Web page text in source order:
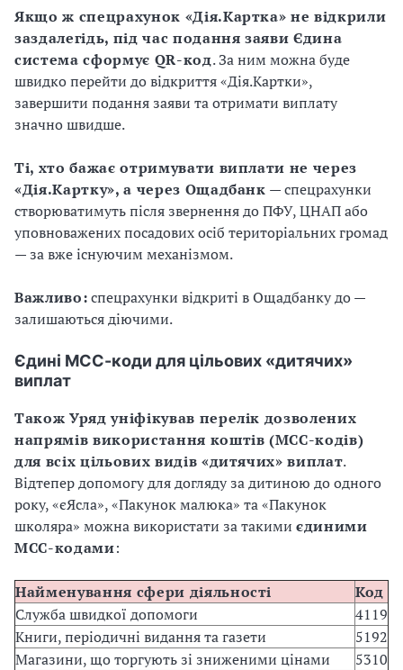
Якщо ж спецрахунок «Дія.Картка» не відкрили
заздалегідь, під час подання заяви Єдина
система сформує QR-код. За ним можна буде
швидко перейти до відкриття «Дія.Картки»,
завершити подання заяви та отримати виплату
значно швидше.
Ті, хто бажає отримувати виплати не через
«Дія.Картку», а через Ощадбанк — спецрахунки
створюватимуть після звернення до ПФУ, ЦНАП або
уповноважених посадових осіб територіальних громад
— за вже існуючим механізмом.
Важливо:спецрахунки відкриті в Ощадбанку до —
залишаються діючими.
Єдині МСС-коди для цільових «дитячих»
виплат
Також Уряд уніфікував перелік дозволених
напрямів використання коштів (МСС-кодів)
для всіх цільових видів «дитячих» виплат.
Відтепер допомогу для догляду за дитиною до одного
року, «єЯсла», «Пакунок малюка» та «Пакунок
школяра» можна використати за такими єдиними
МСС-кодами:
Найменування сфери діяльності
Код
Служба швидкої допомоги
4119
Книги, періодичні видання та газети
5192
Магазини, що торгують зі зниженими цінами
5310